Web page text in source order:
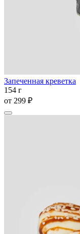
Запеченная креветка
154 г
от 299 ₽